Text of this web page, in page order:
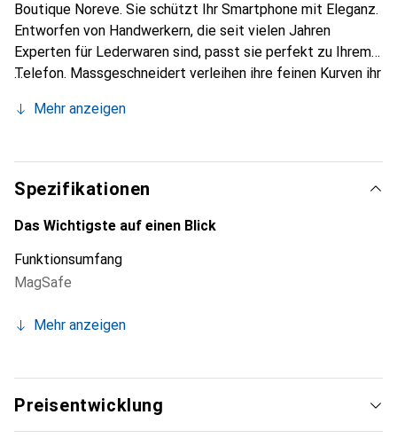
Boutique Noreve. Sie schützt Ihr Smartphone mit Eleganz.
Entworfen von Handwerkern, die seit vielen Jahren
Experten für Lederwaren sind, passt sie perfekt zu Ihrem
Telefon. Massgeschneidert verleihen ihre feinen Kurven ihr
unverzichtbaren Accessoire für Ihr Smartphone.
die Marke Noreve eine sichere Wahl für eine
anspruchsvolle Kundschaft.
Mehr anzeigen
Spezifikationen
Das Wichtigste auf einen Blick
Funktionsumfang
MagSafe
Mehr anzeigen
Preisentwicklung